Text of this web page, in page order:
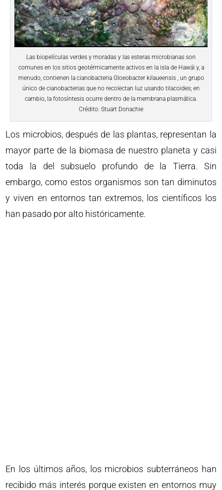
Las biopelículas verdes y moradas y las esteras microbianas son
comunes en los sitios geotérmicamente activos en la isla de Hawái y, a
menudo, contienen la cianobacteria Gloeobacter kilaueensis , un grupo
único de cianobacterias que no recolectan luz usando tilacoides; en
cambio, la fotosíntesis ocurre dentro de la membrana plasmática.
Crédito: Stuart Donachie
Los microbios, después de las plantas, representan la
mayor parte de la biomasa de nuestro planeta y casi
toda la del subsuelo profundo de la Tierra. Sin
embargo, como estos organismos son tan diminutos
y viven en entornos tan extremos, los científicos los
han pasado por alto históricamente.
En los últimos años, los microbios subterráneos han
recibido más interés porque existen en entornos muy